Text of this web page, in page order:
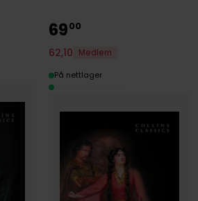
6900
62,10
Medlem
På nettlager